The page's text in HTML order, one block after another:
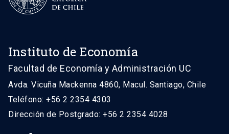
Instituto de Economía
Facultad de Economía y Administración UC
Avda. Vicuña Mackenna 4860, Macul. Santiago, Chile
Teléfono: +56 2 2354 4303
Dirección de Postgrado: +56 2 2354 4028